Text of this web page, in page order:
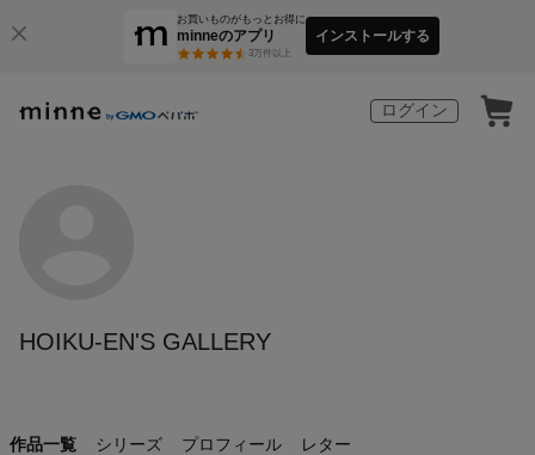
お買いものがもっとお得に
minneのアプリ
3万件以上
インストールする
ログイン
HOIKU-EN'S GALLERY
作品一覧 シリーズ プロフィール レター